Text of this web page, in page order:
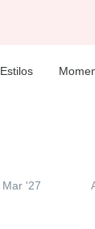
Estilos
Mar '27